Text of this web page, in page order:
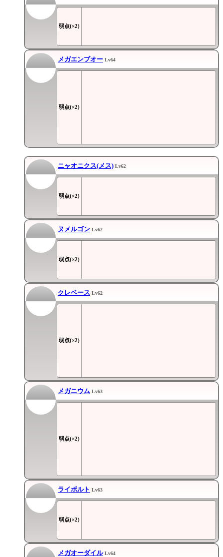
弱点(×2)
メガエンブオー Lv64
弱点(×2)
ニャオニクス(メス) Lv62
弱点(×2)
ヌメルゴン Lv62
弱点(×2)
クレベース Lv62
弱点(×2)
メガニウム Lv63
弱点(×2)
ライボルト Lv63
弱点(×2)
メガオーダイル Lv64